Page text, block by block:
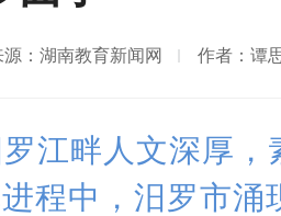
源：湖南教育新闻网 作者：谭
江畔人文深厚，
程中，汨罗市